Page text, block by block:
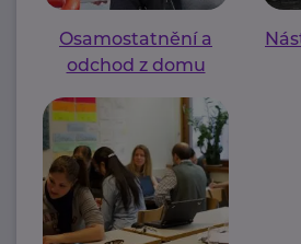
Osamostatnění a
odchod z domu